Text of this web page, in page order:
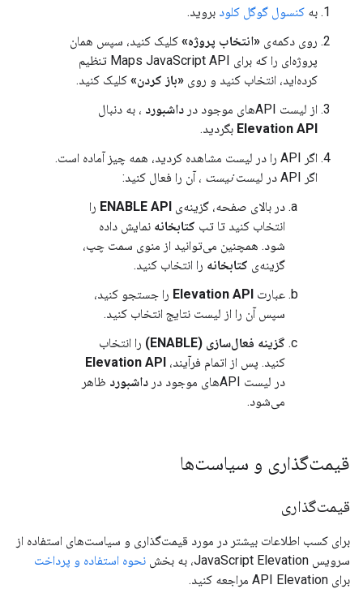
به کنسول گوگل کلود بروید.
روی دکمه‌ی «انتخاب پروژه» کلیک کنید، سپس همان
پروژه‌ای را که برای Maps JavaScript API تنظیم
کرده‌اید، انتخاب کنید و روی «باز کردن» کلیک کنید.
از لیست APIهای موجود در
داشبورد ، به دنبال
Elevation API بگردید.
اگر API را در لیست مشاهده کردید، همه چیز آماده است.
اگر API در لیست
نیست ، آن را فعال کنید:
در بالای صفحه، گزینه‌ی ENABLE API را
انتخاب کنید تا تب کتابخانه نمایش داده
شود. همچنین می‌توانید از منوی سمت چپ،
گزینه‌ی کتابخانه را انتخاب کنید.
عبارت Elevation API را جستجو کنید،
سپس آن را از لیست نتایج انتخاب کنید.
گزینه فعال‌سازی (ENABLE)
را انتخاب
کنید. پس از اتمام فرآیند، Elevation API
در لیست APIهای موجود در
داشبورد ظاهر
می‌شود.
قیمت‌گذاری و سیاست‌ها
قیمت‌گذاری
برای کسب اطلاعات بیشتر در مورد قیمت‌گذاری و سیاست‌های استفاده از
سرویس JavaScript Elevation، به بخش
نحوه استفاده و پرداخت
برای API Elevation مراجعه کنید.